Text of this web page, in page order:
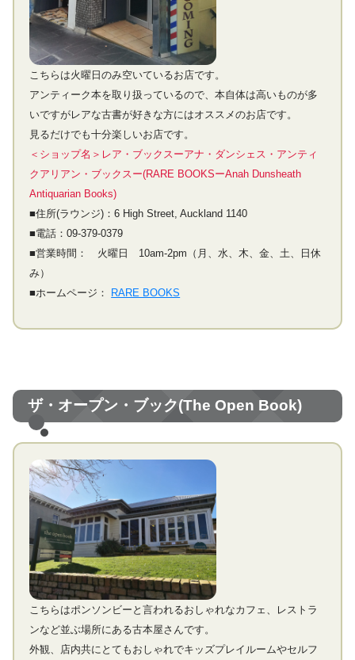
こちらは火曜日のみ空いているお店です。
アンティーク本を取り扱っているので、本自体は高いものが多
いですがレアな古書が好きな方にはオススメのお店です。
見るだけでも十分楽しいお店です。
＜ショップ名＞レア・ブックスーアナ・ダンシェス・アンティ
クアリアン・ブックスー(RARE BOOKSーAnah Dunsheath
Antiquarian Books)
■住所(ラウンジ)：6 High Street, Auckland 1140
■電話：09-379-0379
■営業時間： 火曜日 10am-2pm（月、水、木、金、土、日休
み）
■ホームページ：
RARE BOOKS
ザ・オープン・ブック(The Open Book)
こちらはポンソンビーと言われるおしゃれなカフェ、レストラ
ンなど並ぶ場所にある古本屋さんです。
外観、店内共にとてもおしゃれでキッズプレイルームやセルフ